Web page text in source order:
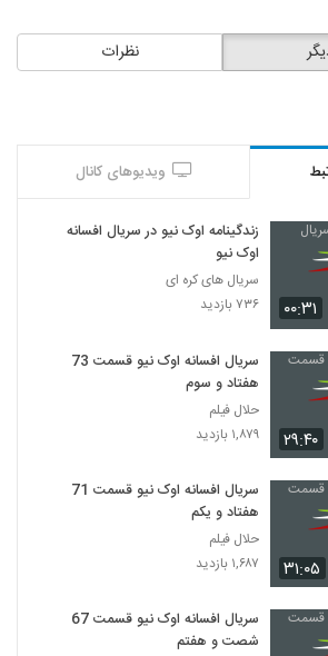
قسمت 35 افسانه اوک نیو از شبکه سه
دانلود قسمت 36 افسانه اوک نیو از شبکه سه
قسمت 37 افسانه اوک نیو از شبکه سه
قسمت 38 افسانه اوک نیو از شبکه سه
۷۲۵ بازدید
قسمت 39 افسانه اوک نیو دوبله فارسی از
شبکه سه
۵۶۹ بازدید
۶۲۳ بازدید
نظرات
ویدیوهای کانال
۰۰:۳۱
زندگینامه اوک نیو در سریال افسانه
اوک نیو
سریال های کره ای
۷۳۶ بازدید
۲۹:۴۰
سریال افسانه اوک نیو قسمت 73
هفتاد و سوم
حلال فیلم
۱,۸۷۹ بازدید
۳۱:۰۵
سریال افسانه اوک نیو قسمت 71
هفتاد و یکم
حلال فیلم
۱,۶۸۷ بازدید
سریال افسانه اوک نیو قسمت 67
شصت و هفتم